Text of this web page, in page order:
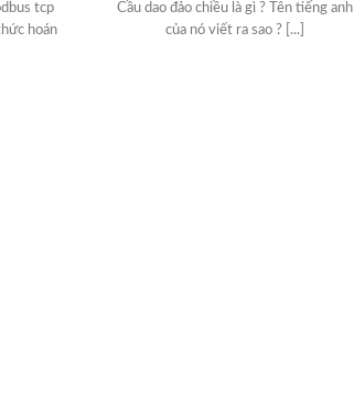
tcp
hoán
Cầu dao đảo chiều là gì ? Tên tiếng anh
của nó viết ra sao ? [...]